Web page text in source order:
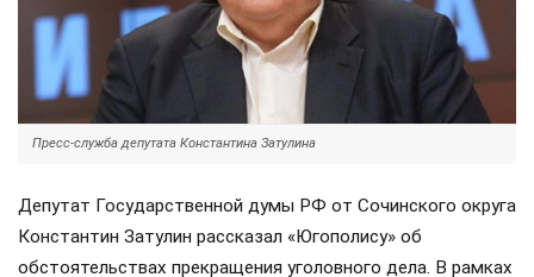
Пресс-служба депутата Константина Затулина
Депутат Государственной думы РФ от Сочинского округа
Константин Затулин рассказал «Югополису» об
обстоятельствах прекращения уголовного дела. В рамках